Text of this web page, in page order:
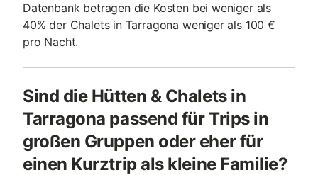
Datenbank betragen die Kosten bei weniger als
40% der Chalets in Tarragona weniger als 100 €
pro Nacht.
Sind die Hütten & Chalets in
Tarragona passend für Trips in
großen Gruppen oder eher für
einen Kurztrip als kleine Familie?